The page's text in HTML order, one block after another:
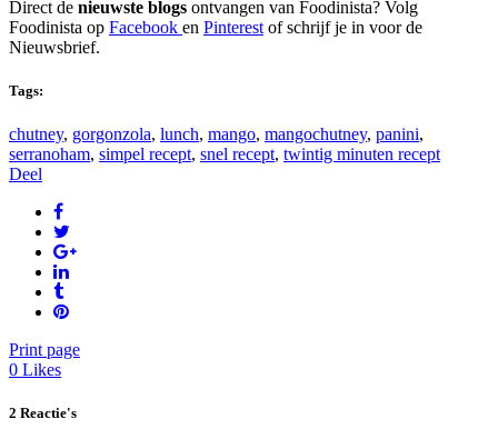
Direct de nieuwste blogs ontvangen van Foodinista? Volg
Foodinista op Facebook en Pinterest of schrijf je in voor de
Nieuwsbrief.
Tags:
chutney, gorgonzola, lunch, mango, mangochutney, panini,
serranoham, simpel recept, snel recept, twintig minuten recept
Deel
Print page
0 Likes
2 Reactie's